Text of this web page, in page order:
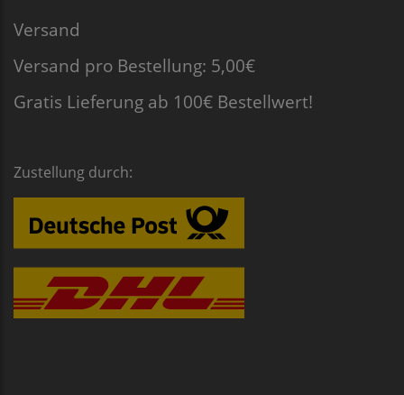
Versand
Versand pro Bestellung: 5,00€
Gratis Lieferung ab 100€ Bestellwert!
Zustellung durch: